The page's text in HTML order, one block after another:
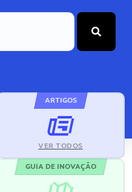
ARTIGOS
VER TODOS
GUIA DE INOVAÇÃO